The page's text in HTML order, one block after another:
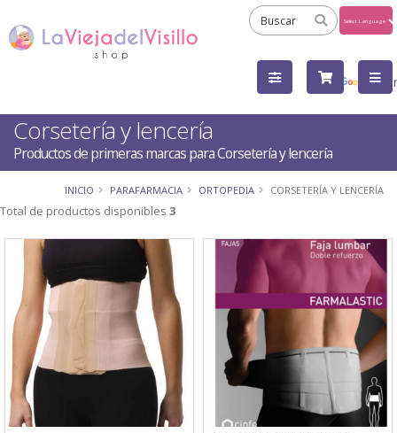
by
Corsetería y lencería
Productos de primeras marcas para Corsetería y lencería
INICIO PARAFARMACIA ORTOPEDIA CORSETERÍA Y LENCERÍA
Total de productos disponibles 3